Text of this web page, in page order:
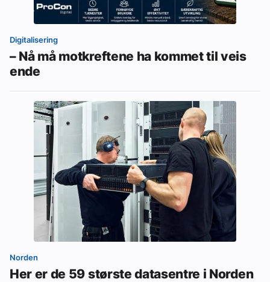
Digitalisering
– Nå må motkreftene ha kommet til veis
ende
Norden
Her er de 59 største datasentre i Norden